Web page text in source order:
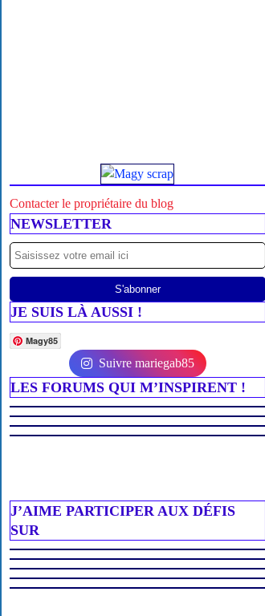
Contacter le propriétaire du blog
NEWSLETTER
JE SUIS LÀ AUSSI !
Magy85
Suivre mariegab85
LES FORUMS QUI M’INSPIRENT !
J’AIME PARTICIPER AUX DÉFIS
SUR